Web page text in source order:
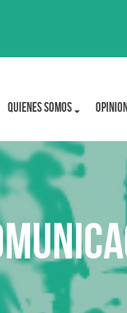
Quienes Somos